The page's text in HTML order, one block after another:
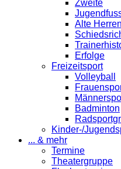
Zweite
Alte Herren
Erfolge
Freizeitsport
Volleyball
Badminton
Kinder-/
... & mehr
Termine
Theatergruppe